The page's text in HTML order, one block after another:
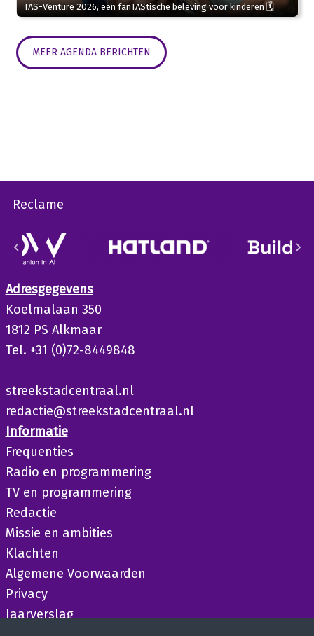
TAS-Venture 2026, een fanTAStische beleving voor kinderen 🗓
MEER AGENDA BERICHTEN
Reclame
Adresgegevens
Koelmalaan 350
1812 PS Alkmaar
Tel. +31 (0)72-8449848
streekstadcentraal.nl
redactie@streekstadcentraal.nl
Informatie
Frequenties
Radio en programmering
TV en programmering
Redactie
Missie en ambities
Klachten
Algemene Voorwaarden
Privacy
Jaarverslag